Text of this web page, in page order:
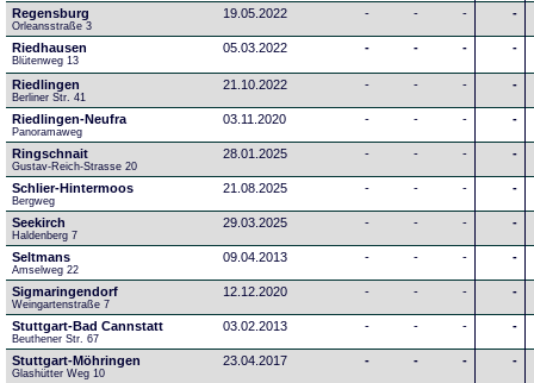
Regensburg
Orleansstraße 3
19.05.2022 - - - -
Riedhausen
Blütenweg 13
05.03.2022 - - - -
Riedlingen
Berliner Str. 41
21.10.2022 - - - -
Riedlingen-Neufra
Panoramaweg
03.11.2020 - - - -
Ringschnait
Gustav-Reich-Strasse 20
28.01.2025 - - - -
Schlier-Hintermoos
Bergweg
21.08.2025 - - - -
Seekirch
Haldenberg 7
29.03.2025 - - - -
Seltmans
Amselweg 22
09.04.2013 - - - -
Sigmaringendorf
Weingartenstraße 7
12.12.2020 - - - -
Stuttgart-Bad Cannstatt
Beuthener Str. 67
03.02.2013 - - - -
Stuttgart-Möhringen
Glashütter Weg 10
23.04.2017 - - - -